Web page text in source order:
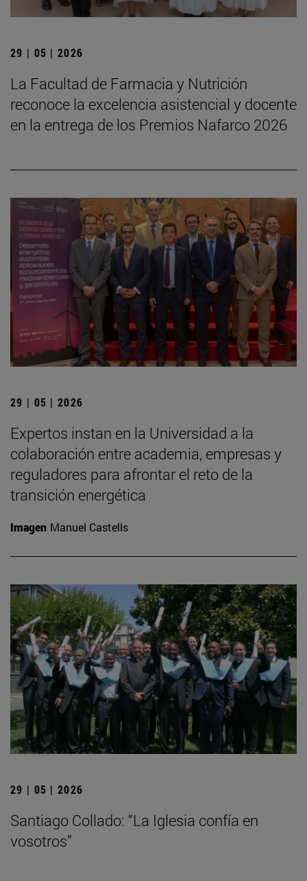
29 | 05 | 2026
La Facultad de Farmacia y Nutrición
reconoce la excelencia asistencial y docente
en la entrega de los Premios Nafarco 2026
29 | 05 | 2026
Expertos instan en la Universidad a la
colaboración entre academia, empresas y
reguladores para afrontar el reto de la
transición energética
Imagen Manuel Castells
29 | 05 | 2026
Santiago Collado: “La Iglesia confía en
vosotros”